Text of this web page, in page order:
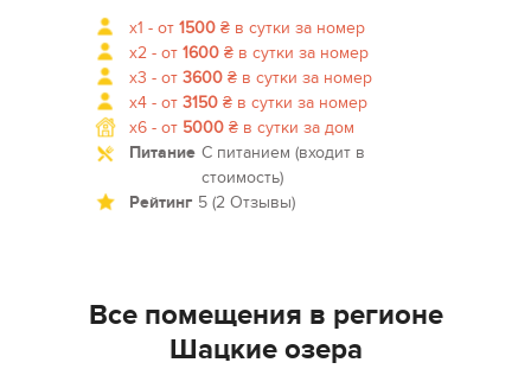
x1 - от 1500 ₴ в сутки за номер
x2 - от 1600 ₴ в сутки за номер
x3 - от 3600 ₴ в сутки за номер
x4 - от 3150 ₴ в сутки за номер
x6 - от 5000 ₴ в сутки за дом
Питание С питанием (входит в
стоимость)
Рейтинг 5 (2 Отзывы)
Все помещения в регионе
Шацкие озера